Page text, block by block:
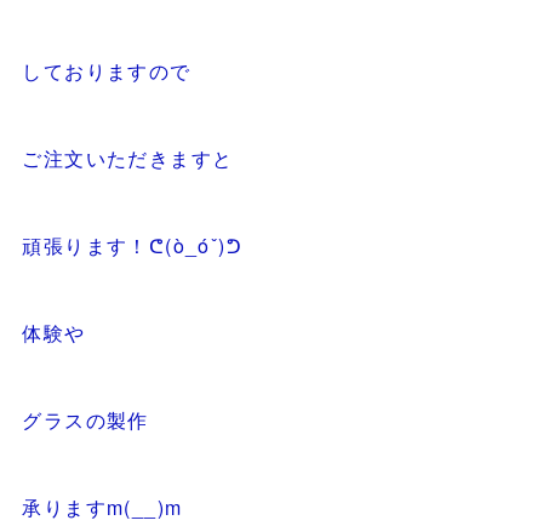
しておりますので
ご注文いただきますと
頑張ります！ᕦ(ò_óˇ)ᕤ
体験や
グラスの製作
承りますm(__)m